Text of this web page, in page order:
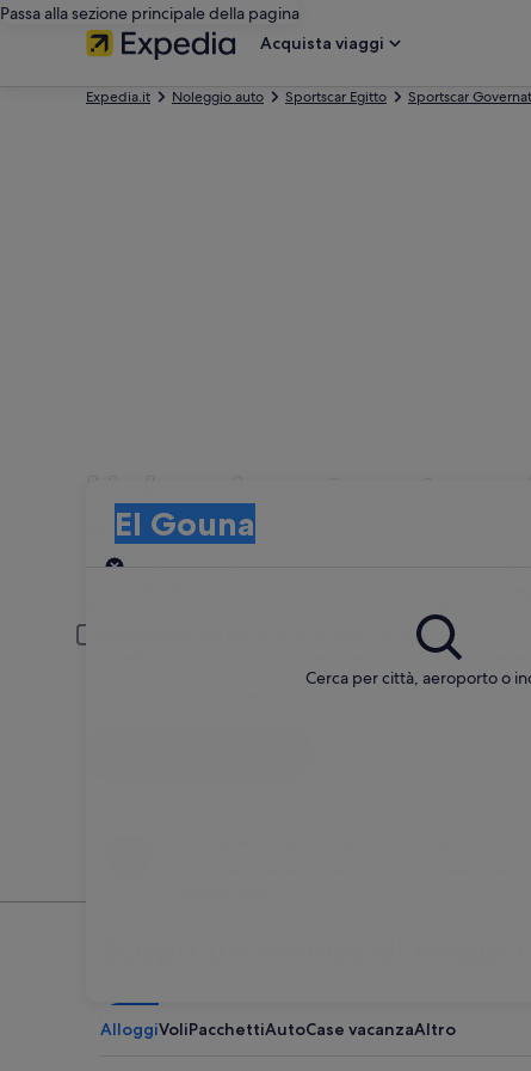
Passa alla sezione principale della pagina
Acquista viaggi
Expedia.it Noleggio auto Sportscar Egitto Sportscar
Noleggio auto
Cerca per città, aeroporto o
El Gouna
Ritiro
Conducente con meno di 30 o più di 70 anni
È possibile che ai conducenti giovani o senior sia richiesto di
AlloggiVoliPacchettiAutoCase vacanzaAltro